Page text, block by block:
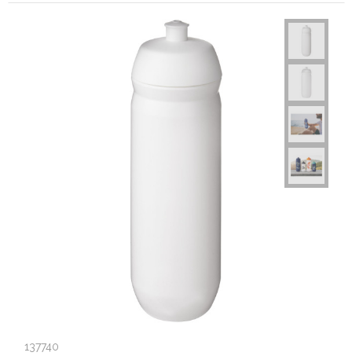
137740